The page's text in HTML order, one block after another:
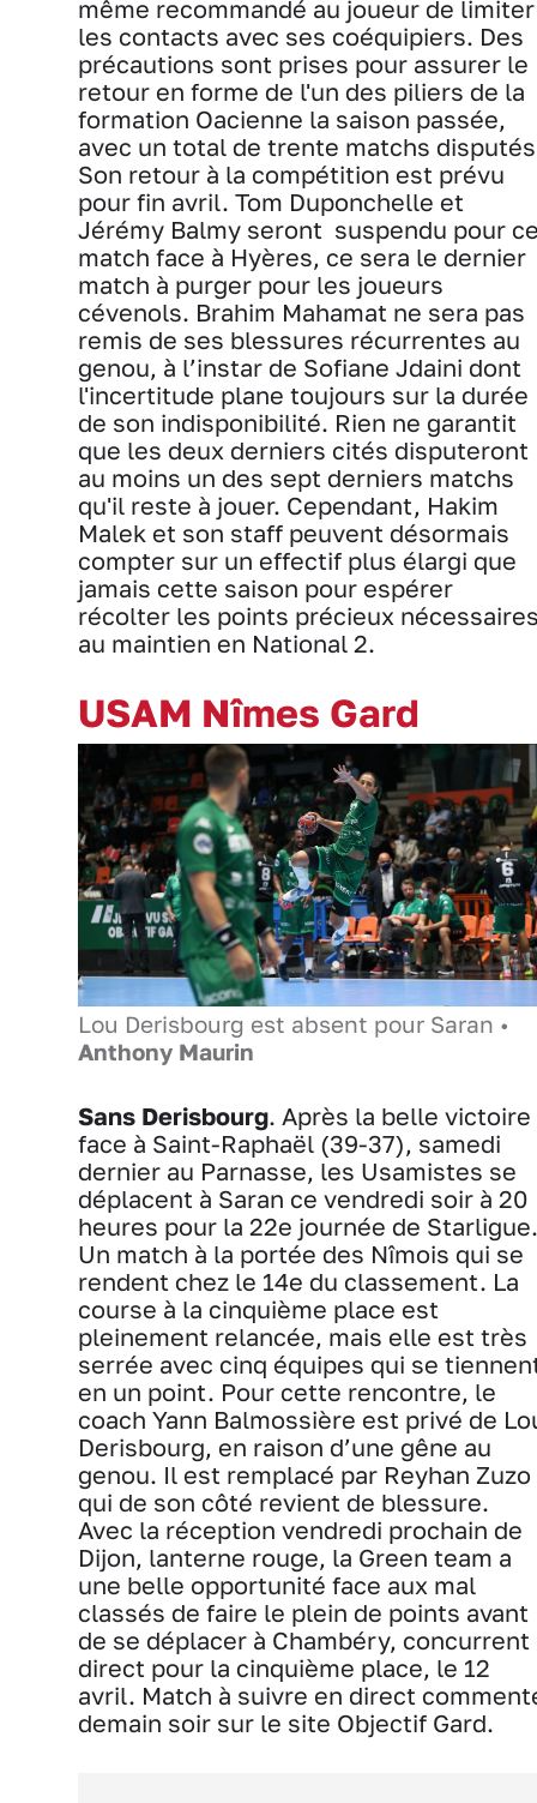
même recommandé au joueur de limiter
les contacts avec ses coéquipiers. Des
précautions sont prises pour assurer le
retour en forme de l'un des piliers de la
formation Oacienne la saison passée,
avec un total de trente matchs
Son retour à la compétition est prévu
pour fin avril. Tom Duponchelle et
Jérémy Balmy seront suspendu pour
match face à Hyères, ce sera le dernier
match à purger pour les joueurs
cévenols. Brahim Mahamat ne sera pas
remis de ses blessures récurrentes au
genou, à l’instar de Sofiane Jdaini dont
l'incertitude plane toujours sur la durée
de son indisponibilité. Rien ne garantit
que les deux derniers cités disputeront
au moins un des sept derniers matchs
qu'il reste à jouer. Cependant, Hakim
Malek et son staff peuvent désormais
compter sur un effectif plus élargi que
jamais cette saison pour espérer
récolter les points précieux
au maintien en National 2.
USAM Nîmes Gard
Lou Derisbourg est absent pour Saran •
Anthony Maurin
Sans Derisbourg. Après la belle victoire
face à Saint-Raphaël (39-37), samedi
dernier au Parnasse, les Usamistes se
déplacent à Saran ce vendredi soir à 20
heures pour la 22e journée de Starligue.
Un match à la portée des Nîmois qui se
rendent chez le 14e du classement. La
course à la cinquième place est
pleinement relancée, mais elle est très
serrée avec cinq équipes qui se
en un point. Pour cette rencontre, le
coach Yann Balmossière est privé de
Derisbourg, en raison d’une gêne au
genou. Il est remplacé par Reyhan Zuzo
qui de son côté revient de blessure.
Avec la réception vendredi prochain de
Dijon, lanterne rouge, la Green team a
une belle opportunité face aux mal
classés de faire le plein de points avant
de se déplacer à Chambéry, concurrent
direct pour la cinquième place, le 12
avril. Match à suivre en direct
demain soir sur le site Objectif Gard.